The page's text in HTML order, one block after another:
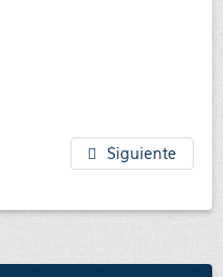
Siguiente